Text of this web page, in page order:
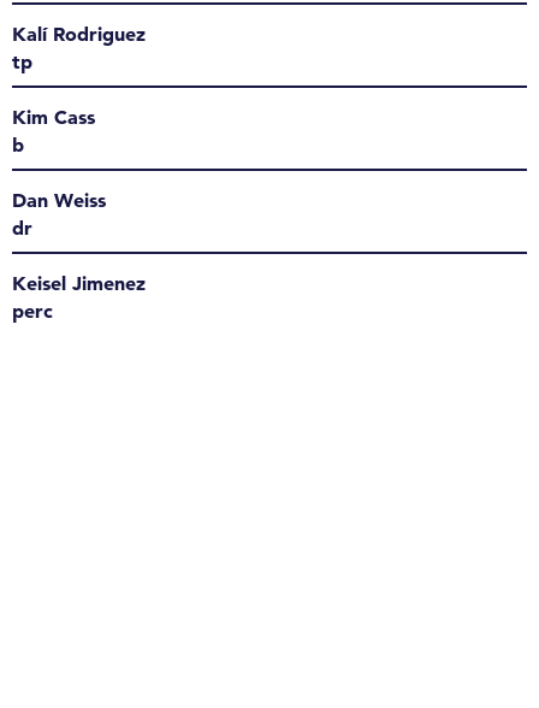
Kalí Rodriguez
tp
Kim Cass
b
Dan Weiss
dr
Keisel Jimenez
perc